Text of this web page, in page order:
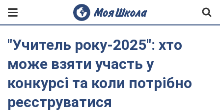
"Учитель року-2025": хто
може взяти участь у
конкурсі та коли потрібно
реєструватися